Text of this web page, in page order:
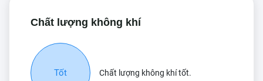
Chất lượng không khí
Tốt Chất lượng không khí tốt.